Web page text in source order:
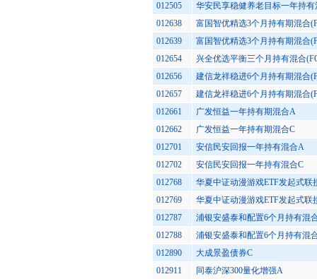
012505
华安民享稳健养老目标一年持
012638
富国智优精选3个月持有期混合
012639
富国智优精选3个月持有期混合
012654
兴全优选平衡三个月持有混合
012656
建信龙祥稳进6个月持有期混合
012657
建信龙祥稳进6个月持有期混合
012661
广发恒益一年持有期混合A
012662
广发恒益一年持有期混合C
012701
安信民安回报一年持有混合A
012702
安信民安回报一年持有混合C
012768
华夏中证动漫游戏ETF发起式联
012769
华夏中证动漫游戏ETF发起式联
012787
浦银安盛泰和配置6个月持有混
012788
浦银安盛泰和配置6个月持有混
012890
大成景盈债券C
012911
同泰沪深300量化增强A